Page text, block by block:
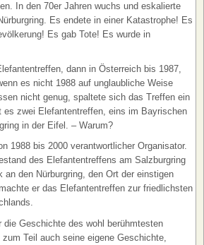
In den 70er Jahren wuchs und eskalierte
Es endete in einer Katastrophe! Es
Es gab Tote! Es wurde in
dann in Österreich bis 1987,
es nicht 1988 auf unglaubliche Weise
nicht genug, spaltete sich das Treffen ein
es zwei Elefantentreffen, eins im Bayrischen
in der Eifel. – Warum?
1988 bis 2000 verantwortlicher Organisator.
des Elefantentreffens am Salzburgring
an den Nürburgring, den Ort der einstigen
er das Elefantentreffen zur friedlichsten
die Geschichte des wohl berühmtesten
Teil auch seine eigene Geschichte,